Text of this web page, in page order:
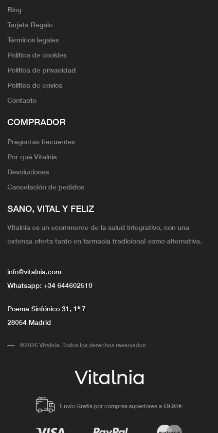
Blog
Tarjeta Regalo
Términos legales
Política de cookies
Política de privacidad
Política de envíos
Contacto
COMPRADOR
Preguntas frecuentes
Por qué Vitalnia
Devoluciones
Cancelación de pedidos
SANO, VITAL Y FELIZ
Vitalnia es un ecommerce de la salud integrativo, con una
extensa oferta tanto en farmacia tradicional como alternativa.
info@vitalnia.com
Whatsapp: +34 644602510
Poema Sinfónico 31, 1ª 7
28054 Madrid
@2026 Vitalnia. Todos los derechos reservados
Envío Gratis por compras superiores a 69,95€